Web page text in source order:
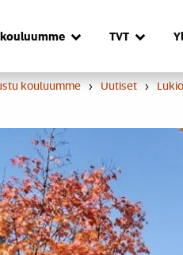
kouluumme TVT
kouluumme › Uutiset › Lukio